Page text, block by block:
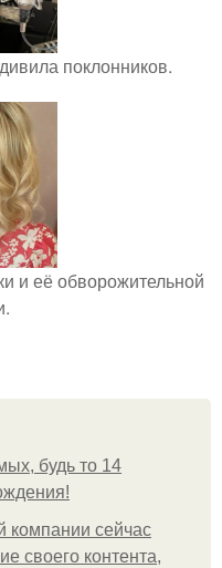
поклонников.
и её обворожительной
будь то 14
компании сейчас
своего контента,